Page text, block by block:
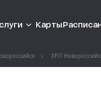
Карты
XFIT